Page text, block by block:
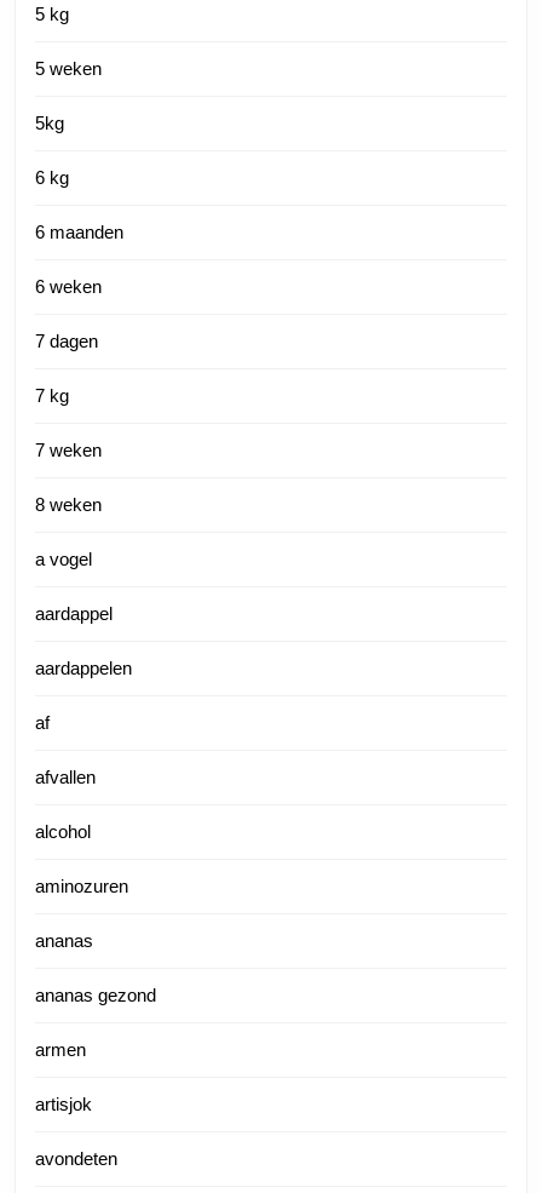
5 kg
5 weken
5kg
6 kg
6 maanden
6 weken
7 dagen
7 kg
7 weken
8 weken
a vogel
aardappel
aardappelen
af
afvallen
alcohol
aminozuren
ananas
ananas gezond
armen
artisjok
avondeten